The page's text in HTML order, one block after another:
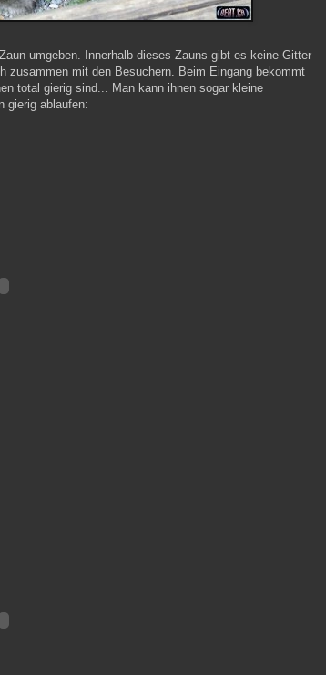
umgeben. Innerhalb dieses Zauns gibt es keine Gitter
zusammen mit den Besuchern. Beim Eingang bekommt
total gierig sind... Man kann ihnen sogar kleine
gierig ablaufen: